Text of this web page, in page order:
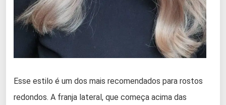
Esse estilo é um dos mais recomendados para rostos
redondos. A franja lateral, que começa acima das